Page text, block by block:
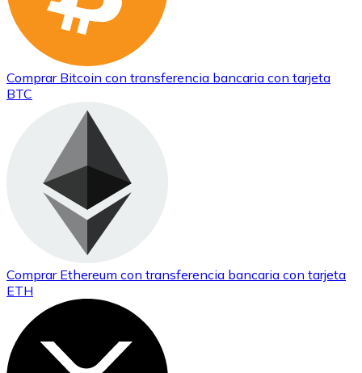
Comprar Bitcoin con transferencia bancaria con tarjeta
BTC
Comprar Ethereum con transferencia bancaria con tarjeta
ETH